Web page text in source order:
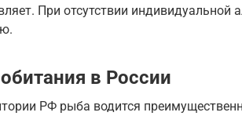
При отсутствии индивидуальной
в России
РФ рыба водится